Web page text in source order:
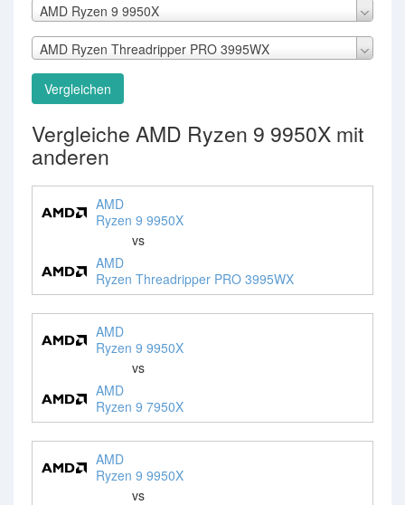
AMD Ryzen 9 9950X
AMD Ryzen Threadripper PRO 3995WX
Vergleichen
Vergleiche AMD Ryzen 9 9950X mit
anderen
AMD
Ryzen 9 9950X
vs
AMD
Ryzen Threadripper PRO 3995WX
AMD
Ryzen 9 9950X
vs
AMD
Ryzen 9 7950X
AMD
Ryzen 9 9950X
vs